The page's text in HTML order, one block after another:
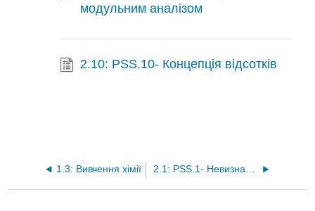
модульним аналізом
2.10: PSS.10- Концепція відсотків
1.3: Вивчення хімії 2.1: PSS.1- Невизначеність у вимірах